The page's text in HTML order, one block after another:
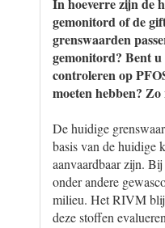
gemonitord of de
grenswaarden
gemonitord? Bent
controleren op
moeten hebben?
De huidige
basis van de huidige
aanvaardbaar zijn.
onder andere
milieu. Het RIVM
deze stoffen